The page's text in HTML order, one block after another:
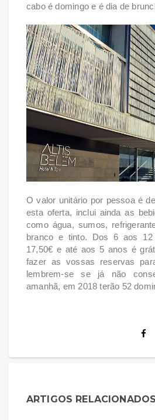
cabo é domingo e é dia de
O valor unitário por pessoa é
esta oferta, inclui ainda as
como água, sumos,
branco e tinto. Dos 6 aos
17,50€ e até aos 5 anos é
fazer as vossas reservas
lembrem-se se já não
amanhã, em 2018 terão 52
ARTIGOS